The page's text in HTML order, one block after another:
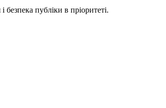
безпека публіки в пріоритеті.